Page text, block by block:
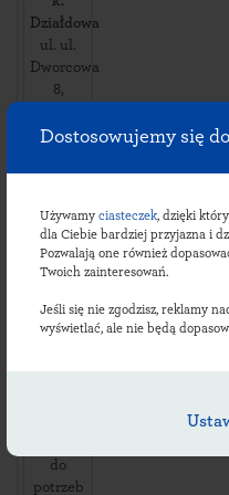
Dostosowujemy się
Używamy ciasteczek, dzięki
dla Ciebie bardziej przyjazna i
Pozwalają one również
Twoich zainteresowań.
Jeśli się nie zgodzisz, reklamy
wyświetlać, ale nie będą
Działdowa
ul. ul.
Dworcowa
8,
Lidzbark,
Dostępność
dni
robocze:
09:00-
soboty:
*
do
potrzeb